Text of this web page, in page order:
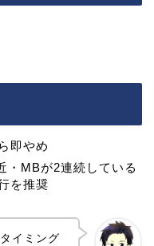
即やめ
・MBが2連続している
を推奨
イミング